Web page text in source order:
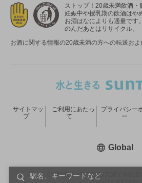
ストップ！20歳未満飲酒・
妊娠中や授乳期の飲酒はや
お酒はなによりも適量です。
のんだあとはリサイクル。
お酒に関する情報の20歳未満の方への転送およ
COPYRIGHT © SUNTORY
サイトマッ
プ
ご利用にあたっ
て
プライバシー
ー
Global新